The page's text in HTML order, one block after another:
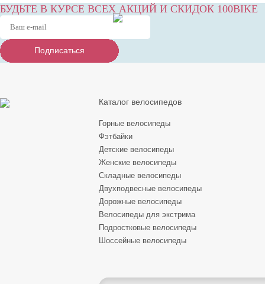
БУДЬТЕ В КУРСЕ ВСЕХ АКЦИЙ И СКИДОК 100BIKE
Подписаться
Подписаться
Подписаться
Каталог велосипедов
Горные велосипеды
Фэтбайки
Детские велосипеды
Женские велосипеды
Складные велосипеды
Двухподвесные велосипеды
Дорожные велосипеды
Велосипеды для экстрима
Подростковые велосипеды
Шоссейные велосипеды